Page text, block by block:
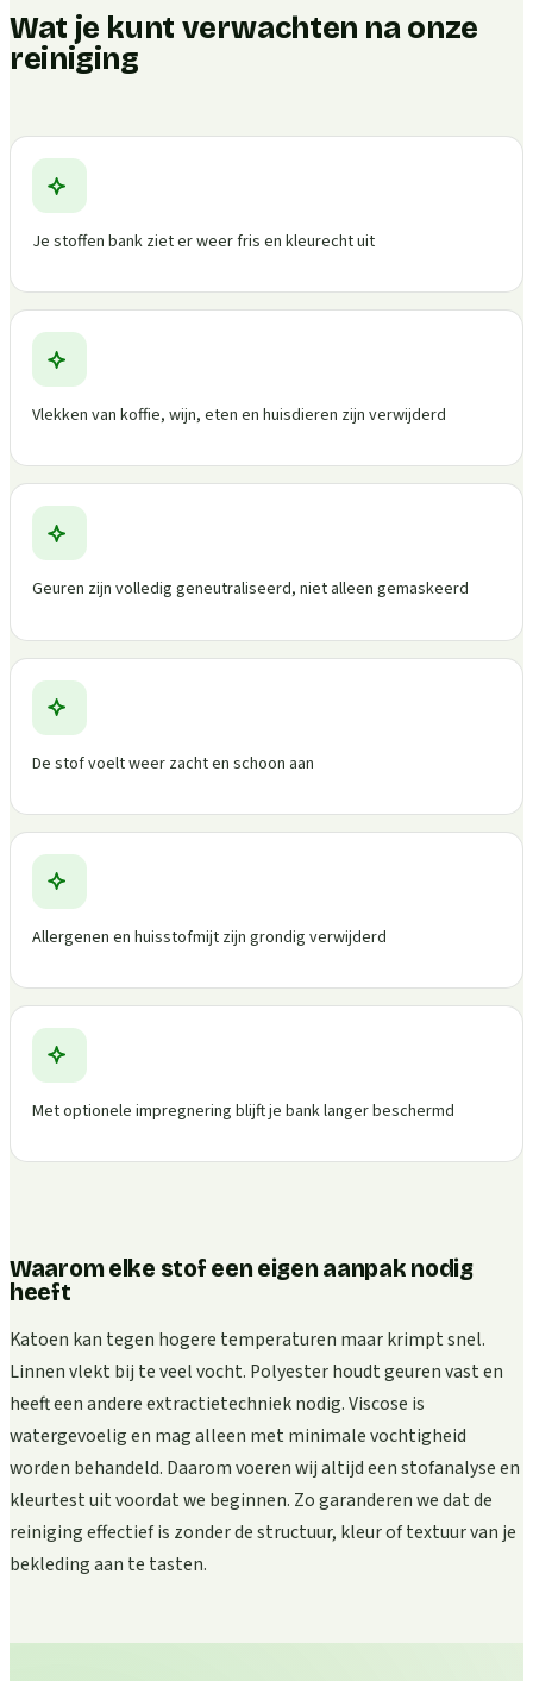
Wat je kunt verwachten na onze
reiniging
Je stoffen bank ziet er weer fris en kleurecht uit
Vlekken van koffie, wijn, eten en huisdieren zijn verwijderd
Geuren zijn volledig geneutraliseerd, niet alleen gemaskeerd
De stof voelt weer zacht en schoon aan
Allergenen en huisstofmijt zijn grondig verwijderd
Met optionele impregnering blijft je bank langer beschermd
Waarom elke stof een eigen aanpak nodig
heeft
Katoen kan tegen hogere temperaturen maar krimpt snel.
Linnen vlekt bij te veel vocht. Polyester houdt geuren vast en
heeft een andere extractietechniek nodig. Viscose is
watergevoelig en mag alleen met minimale vochtigheid
worden behandeld. Daarom voeren wij altijd een stofanalyse en
kleurtest uit voordat we beginnen. Zo garanderen we dat de
reiniging effectief is zonder de structuur, kleur of textuur van je
bekleding aan te tasten.